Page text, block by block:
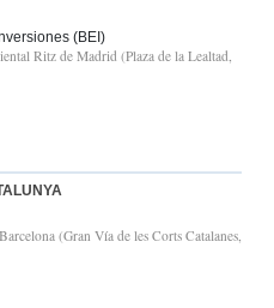
(BEI)
Ritz de Madrid (Plaza de la Lealtad,
(Gran Vía de les Corts Catalanes,